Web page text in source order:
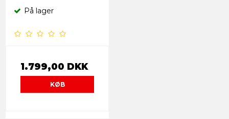
På lager
1.799,00 DKK
KØB